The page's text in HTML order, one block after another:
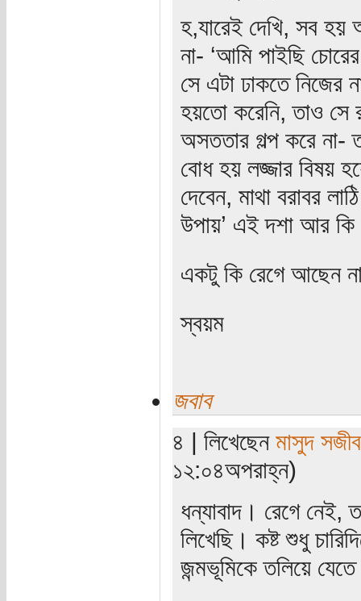
হ,যারেই দেখি, সব
না- ‘আমি পাইছি
সে এটা ঢাকতে নিজের
হয়তো করেনি, তাও সে
অসততার গল্প করে না-
বোধ হয় লজ্জার বিষয়
দেবেন, মাথা বরাবর
উপায়’ এই দশা আর
একটু কি রেগে আছেন
স্বয়ম
জবাব
৪ | লিখেছেন মাসুদ সজীব
১২:০৪অপরাহ্ন)
ধন্যাবাদ। রেগে নেই,
লিখেছি। কষ্ট শুধু
জন্মভূমিকে তলিয়ে